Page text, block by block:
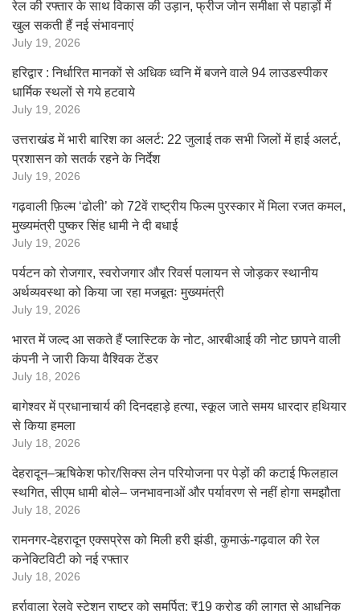
रेल की रफ्तार के साथ विकास की उड़ान, फ्रीज जोन समीक्षा से पहाड़ों में
खुल सकती हैं नई संभावनाएं
July 19, 2026
हरिद्वार : निर्धारित मानकों से अधिक ध्वनि में बजने वाले 94 लाउडस्पीकर
धार्मिक स्थलों से गये हटवाये
July 19, 2026
उत्तराखंड में भारी बारिश का अलर्ट: 22 जुलाई तक सभी जिलों में हाई अलर्ट,
प्रशासन को सतर्क रहने के निर्देश
July 19, 2026
गढ़वाली फ़िल्म ‘ढोली’ को 72वें राष्ट्रीय फिल्म पुरस्कार में मिला रजत कमल,
मुख्यमंत्री पुष्कर सिंह धामी ने दी बधाई
July 19, 2026
पर्यटन को रोजगार, स्वरोजगार और रिवर्स पलायन से जोड़कर स्थानीय
अर्थव्यवस्था को किया जा रहा मजबूतः मुख्यमंत्री
July 19, 2026
भारत में जल्द आ सकते हैं प्लास्टिक के नोट, आरबीआई की नोट छापने वाली
कंपनी ने जारी किया वैश्विक टेंडर
July 18, 2026
बागेश्वर में प्रधानाचार्य की दिनदहाड़े हत्या, स्कूल जाते समय धारदार हथियार
से किया हमला
July 18, 2026
देहरादून–ऋषिकेश फोर/सिक्स लेन परियोजना पर पेड़ों की कटाई फिलहाल
स्थगित, सीएम धामी बोले– जनभावनाओं और पर्यावरण से नहीं होगा समझौता
July 18, 2026
रामनगर-देहरादून एक्सप्रेस को मिली हरी झंडी, कुमाऊं-गढ़वाल की रेल
कनेक्टिविटी को नई रफ्तार
July 18, 2026
हर्रावाला रेलवे स्टेशन राष्ट्र को समर्पित: ₹19 करोड़ की लागत से आधुनिक